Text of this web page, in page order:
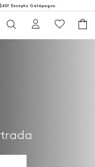
Excepto Galápagos.